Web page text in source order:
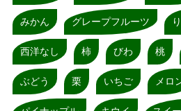
みかん グレープフルーツ
西洋なし 柿 びわ 桃
ぶどう 栗 いちご メロ